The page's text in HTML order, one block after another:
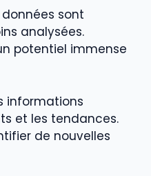
données sont
analysées.
potentiel immense
informations
et les tendances.
de nouvelles